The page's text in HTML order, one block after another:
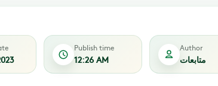
Publish time
12:26 AM
Author
متابعات